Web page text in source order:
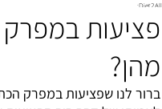
Diet2All:
שמאחורי
המושלם.
פציעות
מהן?
ברור לנו שפציעות במפרק